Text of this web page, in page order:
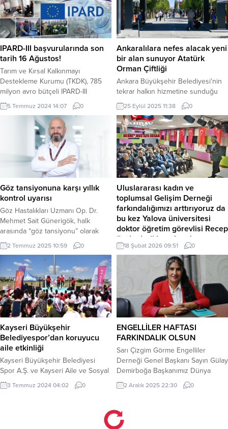
IPARD-III başvurularında son
tarih 16 Ağustos!
Tarım ve Kırsal Kalkınmayı
Destekleme Kurumu (TKDK), 785
milyon avro bütçeli IPARD-III
programını 81 il için hayata geçirdi.
İSTANBUL (İGFA) – Geçtiğimiz yıl
IPARD-II kapsamında toplam 3
milyar lira hibe desteği sağlayarak;
kırsalda sürdürülebilir kalkınmayı
arttıran, yeni istihdam sağlayan ve
ekonomik faaliyet düzeyinin
yükselmesini hedefleyen destek
programı, bu yıl 81 ili...
5 Temmuz 2024 14:07 0
Ankaralılara nefes alacak yeni
bir alan sunuyor Atatürk
Orman Çiftliği
Ankara Büyükşehir Belediyesi’nin
tekrar halkın hizmetine sunduğu
Atatürk Orman Çiftliği arazisi
içerisindeki Atatürk Çocukları Doğal
Yaşam Parkı, açılışının ardından kısa
sürede Başkentlilerin yeni uğrak
mekânı hâline geldi. Ankaralıların
yoğun ilgi gösterdiği park, açıldığı
günden bu yana 500 binden fazla
ziyaretçiyi ağırladı. Başkentliler,
Atatürk Çocukları Doğal Yaşam
Parkı ile kentin merkezinde...
25 Eylül 2025 11:38 0
Göz tansiyonuna karşı yıllık
kontrol uyarısı
Göz Hastalıkları Uzmanı Op. Dr.
Mehmet Sait Günerigök, halk
arasında “göz tansiyonu” olarak
bilinen glokomun, genellikle belirti
vermeden ilerleyen ve erken
teşhis edilmediğinde kalıcı görme
kaybına yol açabilen sinsi bir
hastalık olduğuna dikkat çekti.
İSTANBUL (İGFA) – Glokom, göz içi
basıncının yükselmesi sonucu göz
sinirlerinin zarar görmesiyle
oluşuyor. En tehlikeli...
2 Temmuz 2025 10:59 0
Uluslararası kadın ve
toplumsal Gelişim Derneği
farkındalığımızı arttırıyoruz da
bu kez Yalova üniversitesi
doktor öğretim görevlisi Recep
özcimder’i konuk etti.
Program KATFA-DER güçbirliği
derneği ve Yalova Belediyesi’nin
katkıları ile gerçekleşti. Güç Birliği
federasyonu başkan yardımcısı
Bahattin sabahçı, siyasi parti
temsilcileri, sivil toplum
kuruluşlarının temsilcilerinin
katılımıyla gerçekleşen programa
halktan yoğun ilgi vardı.
Moderatörlüğünü dernek başkanı
Nurten Anıl’ın gerçekleştirdiği
programda Güçbirliği dernek
başkanı Recep Özcimder eğitim ve
öğretim konusunda ayrıntılı bilgiler
18 Şubat 2026 09:51 0
Kayseri Büyükşehir
Belediyespor’dan koruyucu
aile etkinliği
Kayseri Büyükşehir Belediyesi
Spor A.Ş. ve Kayseri Aile ve Sosyal
Hizmetler İl Müdürlüğü iş birliğiyle
Recep Tayyip Erdoğan Millet
etkinliği düzenlendi. Mehmet UZEL
(KAYSERİ İGFA) Kayseri Büyükşehir
3 Temmuz 2024 04:02 0
ENGELLİLER HAFTASI
FARKINDALIK OLSUN
Sarı Çizgim Görme Engelliler
Derneği Genel Başkanı Sayın Gülay
Demirboğa Başkanımız Dünya
Engelliler Haftası etkinlikleri
çerçevesinde yaptığı basın
yüzünde sağlıklı insanlar kadar
Engelli insanlar da aynı hayatı iç içe
2 Aralık 2025 22:30 0